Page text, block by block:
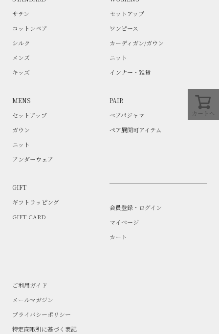
カートへ
サテン
コットンベア
シルク
メンズ
キッズ
セットアップ
ワンピース
カーディガン/ガウン
ニット
インナー・雑貨
MENS
セットアップ
ガウン
ニット
アンダーウェア
PAIR
ペアパジャマ
ペア展開可アイテム
GIFT
ギフトラッピング
GIFT CARD
会員登録・ログイン
マイページ
カート
ご利用ガイド
メールマガジン
プライバシーポリシー
特定商取引に基づく表記